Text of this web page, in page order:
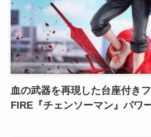
血の武器を再現した台座付き
FIRE『チェンソーマン』パワ